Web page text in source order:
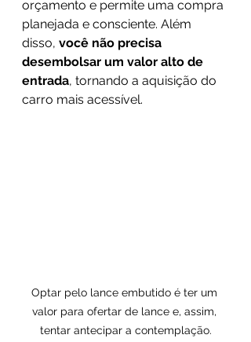
orçamento e permite uma compra
planejada e consciente. Além
disso, você não precisa
desembolsar um valor alto de
entrada, tornando a aquisição do
carro mais acessível.
Optar pelo lance embutido é ter um
valor para ofertar de lance e, assim,
tentar antecipar a contemplação.